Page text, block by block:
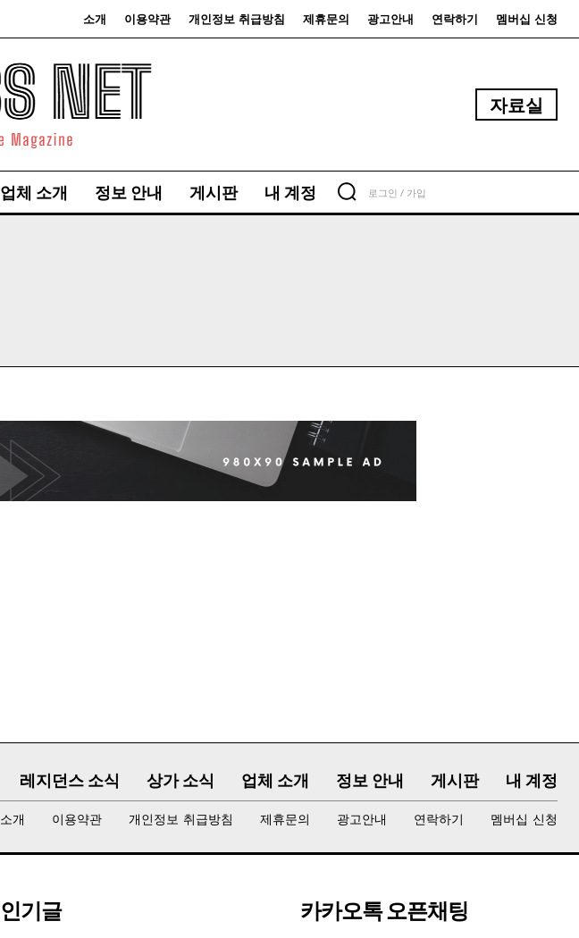
소개 이용약관 개인정보 취급방침 제휴문의 광고안내 연락하기 멤버십 신청
자료실
업체 소개 정보 안내 게시판 내 계정 로그인 / 가입
레지던스 소식 상가 소식 업체 소개 정보 안내 게시판 내 계정
소개 이용약관 개인정보 취급방침 제휴문의 광고안내 연락하기 멤버십 신청
인기글 카카오톡 오픈채팅